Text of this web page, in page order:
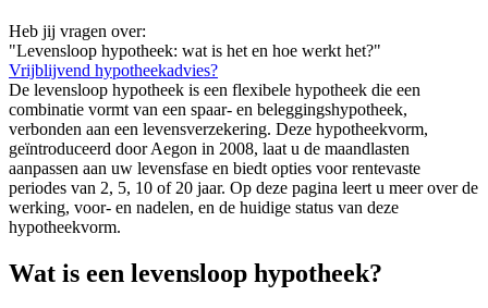
Heb jij vragen over:
"Levensloop hypotheek: wat is het en hoe werkt het?"
Vrijblijvend hypotheekadvies?
De levensloop hypotheek is een flexibele hypotheek die een
combinatie vormt van een spaar- en beleggingshypotheek,
verbonden aan een levensverzekering. Deze hypotheekvorm,
geïntroduceerd door Aegon in 2008, laat u de maandlasten
aanpassen aan uw levensfase en biedt opties voor rentevaste
periodes van 2, 5, 10 of 20 jaar. Op deze pagina leert u meer over de
werking, voor- en nadelen, en de huidige status van deze
hypotheekvorm.
Wat is een levensloop hypotheek?